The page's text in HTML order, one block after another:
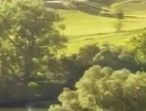
News
Fachwissen
Publikationen
Ressourcen
Truvag